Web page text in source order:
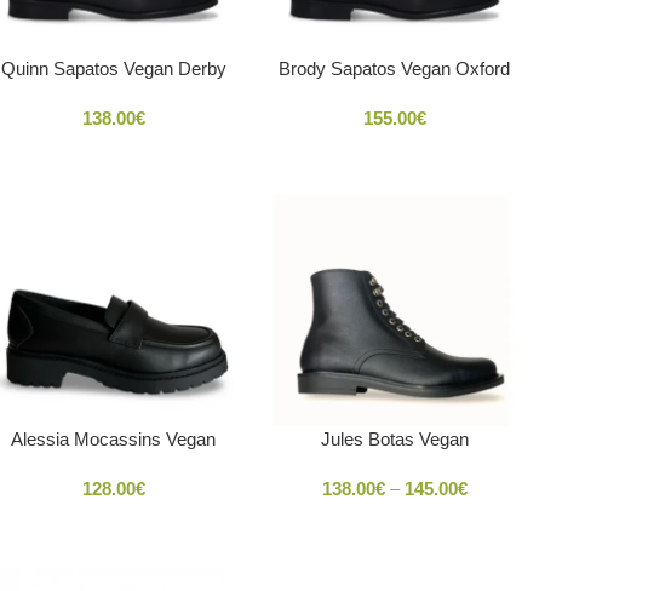
Quinn Sapatos Vegan Derby
138.00€
Brody Sapatos Vegan Oxford
155.00€
Alessia Mocassins Vegan
128.00€
Jules Botas Vegan
138.00€ – 145.00€